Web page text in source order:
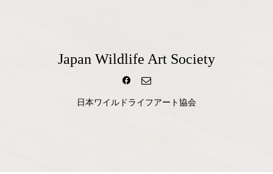
Japan Wildlife Art Society
日本ワイルドライフアート協会